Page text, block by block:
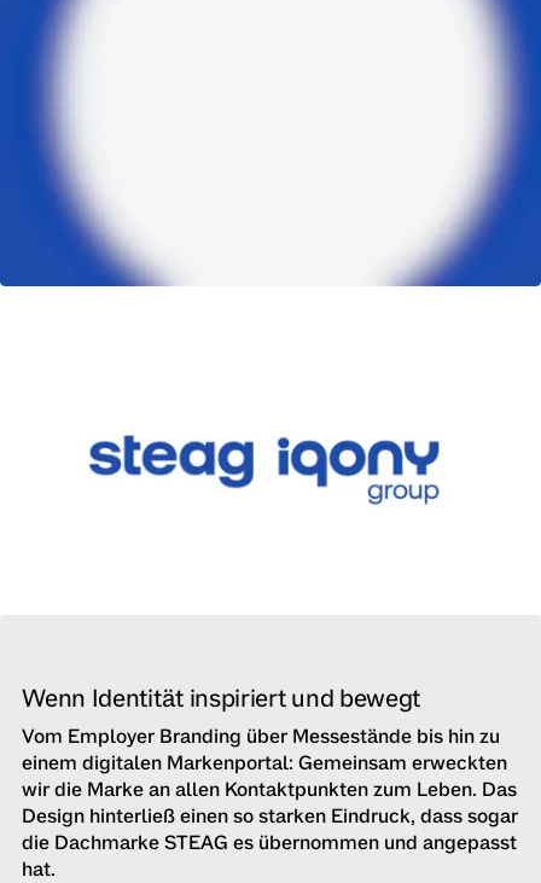
Wenn Identität inspiriert und bewegt
Vom Employer Branding über Messestände bis hin zu
einem digitalen Markenportal: Gemeinsam erweckten
wir die Marke an allen Kontaktpunkten zum Leben. Das
Design hinterließ einen so starken Eindruck, dass sogar
die Dachmarke STEAG es übernommen und angepasst
hat.